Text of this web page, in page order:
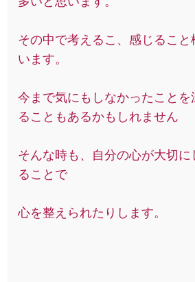
その中で考えるこ、感じること
います。
今まで気にもしなかったことを
ることもあるかもしれません
そんな時も、自分の心が大切に
ることで
心を整えられたりします。